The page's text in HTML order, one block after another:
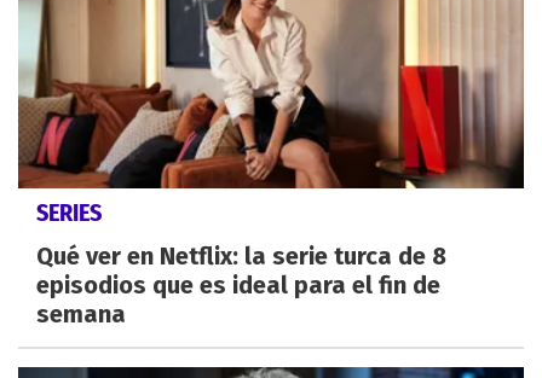
SERIES
Qué ver en Netflix: la serie turca de 8
episodios que es ideal para el fin de
semana